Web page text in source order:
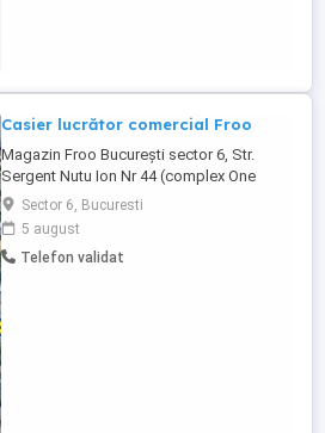
Casier lucrător comercial Froo
Magazin Froo București sector 6, Str.
Sergent Nutu Ion Nr 44 (complex One
Properties- Cotroceni, Academia Militară,
o statie de Afi Cotroceni), angajează
casier lucrator comercial , program 8 ore
in doua ture plus libere, contract de
Sector 6, Bucuresti
5 august
Telefon validat